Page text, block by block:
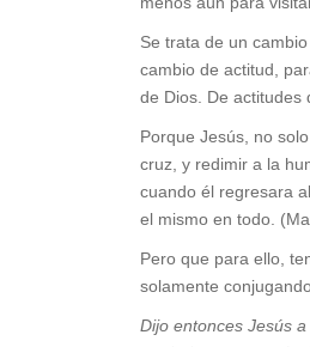
Se trata de un
cambio de actitud,
de Dios. De actitudes
Porque Jesús, no
cruz, y redimir a la
cuando él regresara
el mismo en todo.
Pero que para ello,
solamente
Dijo entonces Jesús